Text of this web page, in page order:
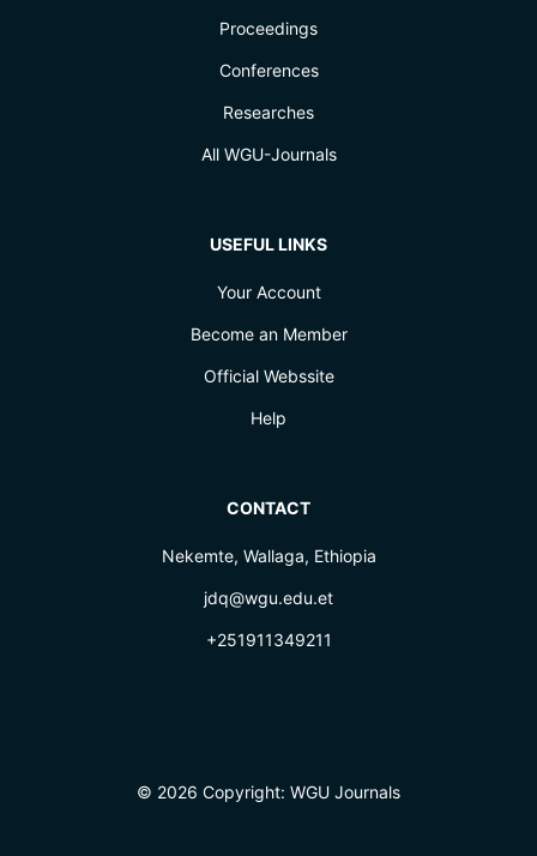
Proceedings
Conferences
Researches
All WGU-Journals
USEFUL LINKS
Your Account
Become an Member
Official Webssite
Help
CONTACT
Nekemte, Wallaga, Ethiopia
jdq@wgu.edu.et
+251911349211
© 2026 Copyright: WGU Journals